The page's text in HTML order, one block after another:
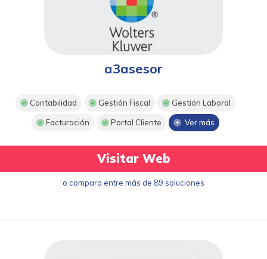
a3asesor
Contabilidad Gestión Fiscal Gestión Laboral
Facturación Portal Cliente Ver más
Visitar Web
o compara entre más de 89 soluciones